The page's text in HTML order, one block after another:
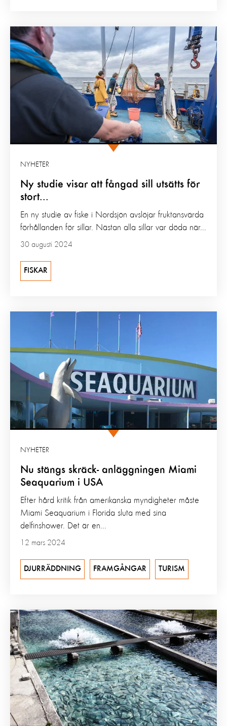
Ny studie visar att fångad sill utsätts för
stort...
NYHETER
30 augusti 2024
En ny studie av fiske i Nordsjön avslöjar fruktansvärda
förhållanden för sillar. Nästan alla sillar var döda när...
FISKAR
Nu stängs skräck- anläggningen Miami
Seaquarium i USA
NYHETER
12 mars 2024
Efter hård kritik från amerikanska myndigheter måste
Miami Seaquarium i Florida sluta med sina
delfinshower. Det är en...
DJURRÄDDNING FRAMGÅNGAR TURISM